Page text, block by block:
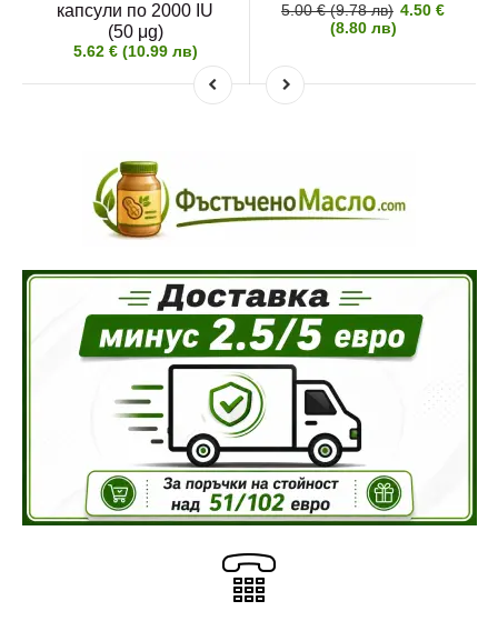
капсули по 2000 IU
(50 μg)
5.62 € (10.99 лв)
5.00 € (9.78 лв) 4.50 €
(8.80 лв)